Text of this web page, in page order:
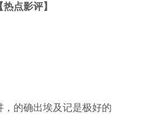
点影评】
的确出埃及记是极好的